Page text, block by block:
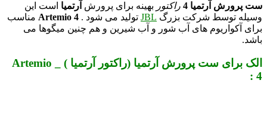
ست پرورش آرتمیا 4 راکتور بهینه برای پرورش آرتمیا است این
وسیله توسط شرکت بزرگ JBL تولید می شود .
مناسب
برای آکواریوم های آب شور و آب شیرین و هم چنین میگوها می
باشد.
الک برای ست پرورش آرتمیا (راکتور آرتمیا ) _ Artemio
4 :